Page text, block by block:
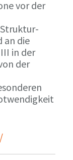
vor der
an die
in der
der